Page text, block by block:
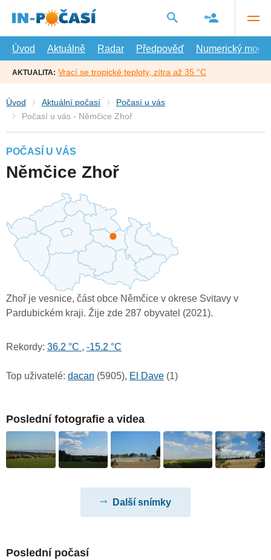
hlavní
Úvod
Aktuálně Radar Předpověď Numerický model
AKTUALITA: Vrací se tropické teploty, zítra až 35 °C
Úvod Aktuální počasí
Počasí u vás
Počasí u vás - Němčice Zhoř
POČASÍ U VÁS
Němčice Zhoř
Zhoř je vesnice, část obce Němčice v okrese Svitavy v
Pardubickém kraji. Žije zde 287 obyvatel (2021).
Rekordy: 36.2 °C , -15.2 °C
Top uživatelé: dacan (5905), El Dave (1)
Poslední fotografie a videa
Další snímky
Poslední počasí